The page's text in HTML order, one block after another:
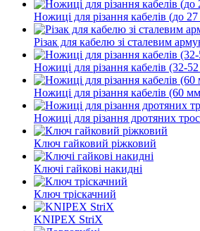
Ножиці для різання кабелів (до
Різак для кабелю зі сталевим
Ножиці для різання кабелів (32-
Ножиці для різання кабелів (60
Ножиці для різання дротяних
Ключ гайковий ріжковий
Ключі гайкові накидні
Ключ тріскачний
KNIPEX StriX